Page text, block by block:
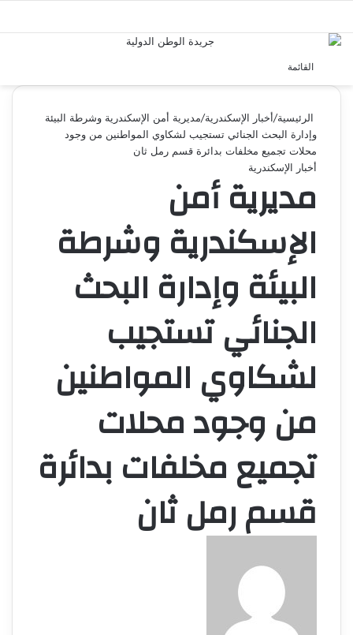
القائمة
الرئيسية/أخبار الإسكندرية/مديرية أمن الإسكندرية وشرطة البيئة
وإدارة البحث الجنائي تستجيب لشكاوي المواطنين من وجود
محلات تجميع مخلفات بدائرة قسم رمل ثان
أخبار الإسكندرية
مديرية أمن
الإسكندرية وشرطة
البيئة وإدارة البحث
الجنائي تستجيب
لشكاوي المواطنين
من وجود محلات
تجميع مخلفات بدائرة
قسم رمل ثان